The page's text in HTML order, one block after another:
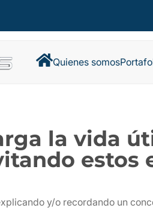
Quienes somos
la vida
estos
y/o recordando un